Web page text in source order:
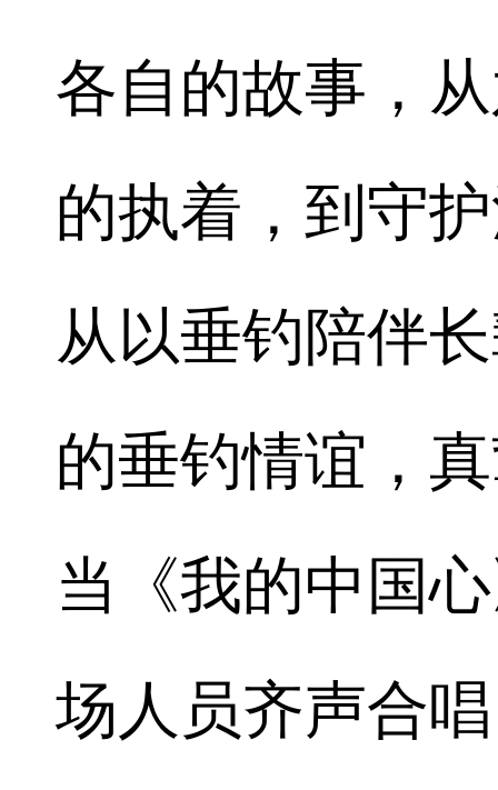
各自的故事，
的执着，到守
从以垂钓陪伴
的垂钓情谊，
当《我的中国
场人员齐声合